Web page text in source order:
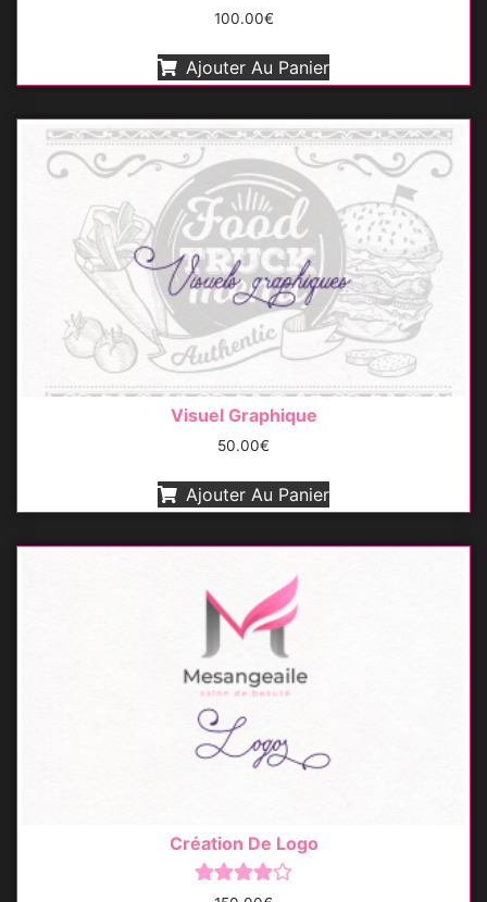
100.00€
Ajouter Au Panier
Visuel Graphique
50.00€
Ajouter Au Panier
Création De Logo
Note